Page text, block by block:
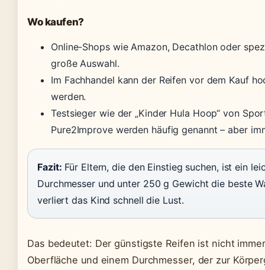
Wo kaufen?
Online-Shops wie Amazon, Decathlon oder
große Auswahl.
Im Fachhandel kann der Reifen vor dem Kauf
werden.
Testsieger wie der „Kinder Hula Hoop“ von
Pure2Improve werden häufig genannt – aber
Fazit: Für Eltern, die den Einstieg suchen, ist ein
Durchmesser und unter 250 g Gewicht die beste
verliert das Kind schnell die Lust.
Das bedeutet: Der günstigste Reifen ist nicht
Oberfläche und einem Durchmesser, der zur